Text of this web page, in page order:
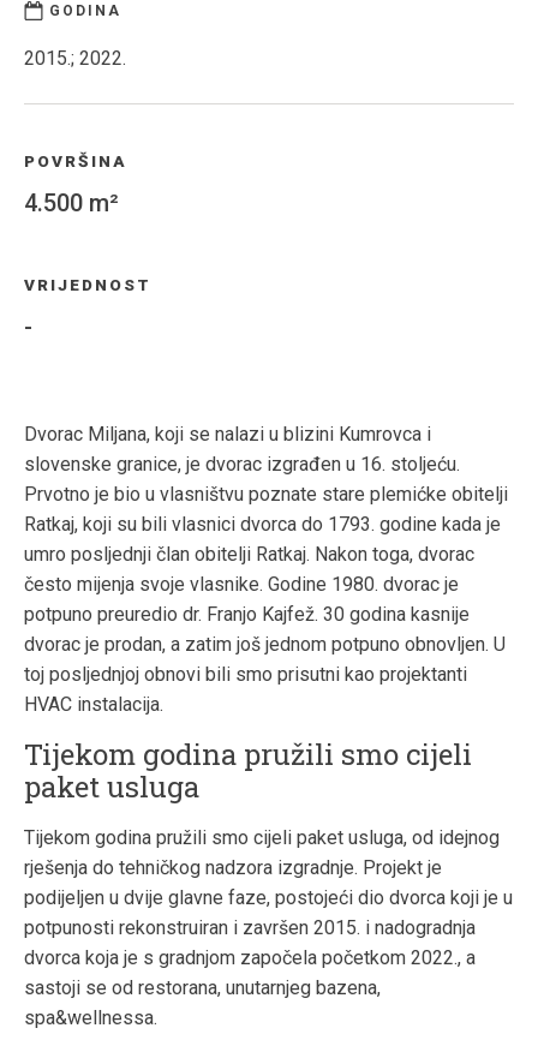
GODINA
2015.; 2022.
POVRŠINA
4.500 m²
VRIJEDNOST
-
Dvorac Miljana, koji se nalazi u blizini Kumrovca i
slovenske granice, je dvorac izgrađen u 16. stoljeću.
Prvotno je bio u vlasništvu poznate stare plemićke obitelji
Ratkaj, koji su bili vlasnici dvorca do 1793. godine kada je
umro posljednji član obitelji Ratkaj. Nakon toga, dvorac
često mijenja svoje vlasnike. Godine 1980. dvorac je
potpuno preuredio dr. Franjo Kajfež. 30 godina kasnije
dvorac je prodan, a zatim još jednom potpuno obnovljen. U
toj posljednjoj obnovi bili smo prisutni kao projektanti
HVAC instalacija.
Tijekom godina pružili smo cijeli
paket usluga
Tijekom godina pružili smo cijeli paket usluga, od idejnog
rješenja do tehničkog nadzora izgradnje. Projekt je
podijeljen u dvije glavne faze, postojeći dio dvorca koji je u
potpunosti rekonstruiran i završen 2015. i nadogradnja
dvorca koja je s gradnjom započela početkom 2022., a
sastoji se od restorana, unutarnjeg bazena,
spa&wellnessa.